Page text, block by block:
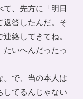
て、先方に「明日
返答したんだ。そ
絡してきてね。
たいへんだったっ
。で、当の本人は
てるんじゃない